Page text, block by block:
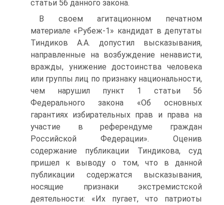
статьи 56 данного закона.
В своем агитационном печатном
материале «Рубеж-1» кандидат в депутаты
Тиндиков А.А. допустил высказывания,
направленные на возбуждение ненависти,
вражды, унижение достоинства человека
или группы лиц по признаку национальности,
чем нарушил пункт 1 статьи 56
Федерального закона «Об основных
гарантиях избирательных прав и права на
участие в референдуме граждан
Российской Федерации». Оценив
содержание публикации Тиндикова, суд
пришел к выводу о том, что в данной
публикации содержатся высказывания,
носящие признаки экстремистской
деятельности: «Их пугает, что патриоты